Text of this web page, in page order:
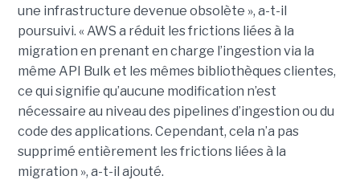
une infrastructure devenue obsolète », a-t-il
poursuivi. « AWS a réduit les frictions liées à la
migration en prenant en charge l’ingestion via la
même API Bulk et les mêmes bibliothèques clientes,
ce qui signifie qu’aucune modification n’est
nécessaire au niveau des pipelines d’ingestion ou du
code des applications. Cependant, cela n’a pas
supprimé entièrement les frictions liées à la
migration », a-t-il ajouté.